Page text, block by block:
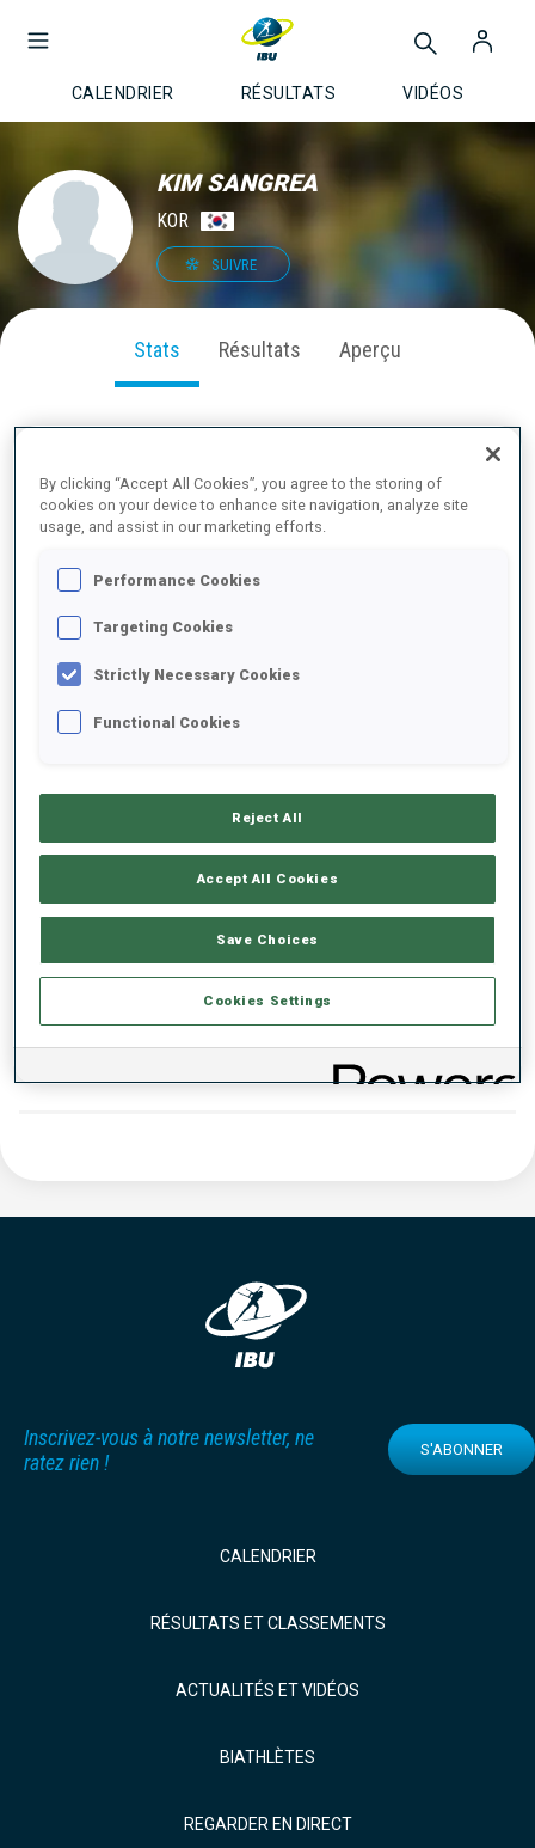
CALENDRIER RÉSULTATS VIDÉOS
KIM SANGREA
KOR
SUIVRE
Stats Résultats Aperçu
PERFORMANCE SUR LA SAISON
MOYENNE DE PERFORMANCE
DONNÉES NON DISPONIBLES
TENDANCE DES PERFORMANCES
DONNÉES NON DISPONIBLES
Inscrivez-vous à notre newsletter, ne
ratez rien !
S'ABONNER
CALENDRIER
RÉSULTATS ET CLASSEMENTS
ACTUALITÉS ET VIDÉOS
BIATHLÈTES
REGARDER EN DIRECT
By clicking “Accept All Cookies”, you agree to the storing of
cookies on your device to enhance site navigation, analyze site
usage, and assist in our marketing efforts.
Performance Cookies
Targeting Cookies
Strictly Necessary Cookies
Functional Cookies
Reject All
Accept All Cookies
Save Choices
Cookies Settings